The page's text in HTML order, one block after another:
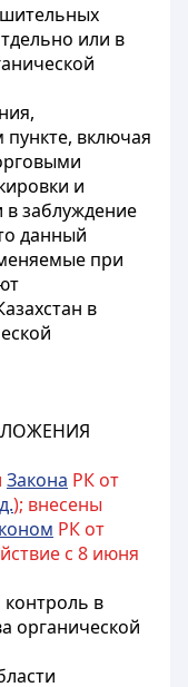
или в
включая
и
в заблуждение
данный
при
в
Закона РК от
); внесены
РК от
с 8 июня
контроль в
органической